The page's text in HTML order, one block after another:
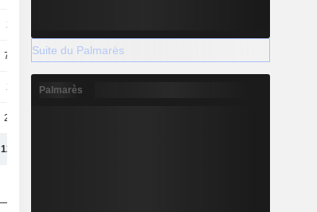
282 M
77,5 M 63,3 M
283 M 278 M
2,4 Md
121 Md
Suite du Palmarès
Palmarès